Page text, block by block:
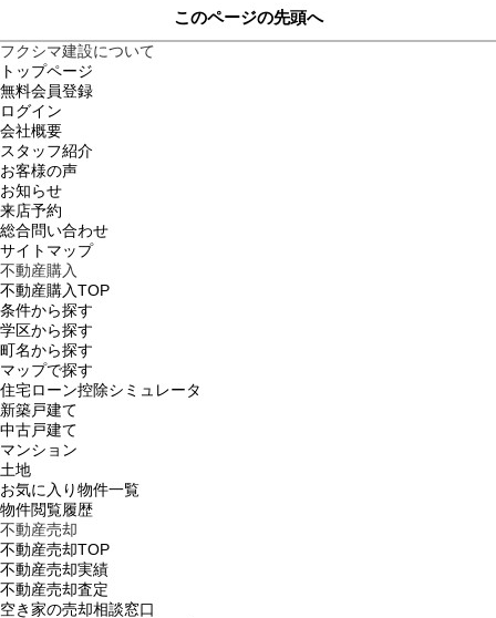
このページの先頭へ
フクシマ建設について
トップページ
無料会員登録
ログイン
会社概要
スタッフ紹介
お客様の声
お知らせ
来店予約
総合問い合わせ
サイトマップ
不動産購入
不動産購入TOP
条件から探す
学区から探す
町名から探す
マップで探す
住宅ローン控除シミュレータ
新築戸建て
中古戸建て
マンション
土地
お気に入り物件一覧
物件閲覧履歴
不動産売却
不動産売却TOP
不動産売却実績
不動産売却査定
空き家の売却相談窓口